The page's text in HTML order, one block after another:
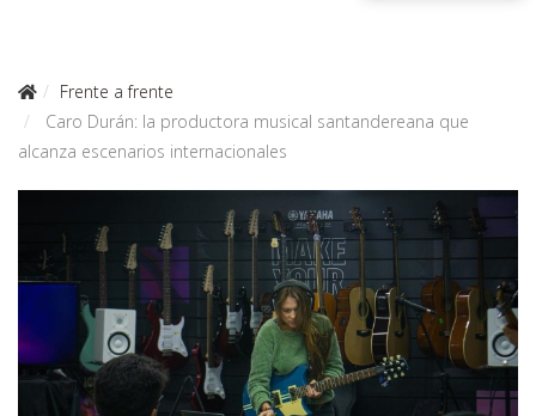
Frente a frente
Caro Durán: la productora musical santandereana que
alcanza escenarios internacionales